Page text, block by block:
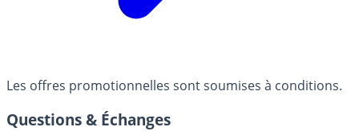
Les offres promotionnelles sont soumises à conditions.
Questions & Échanges